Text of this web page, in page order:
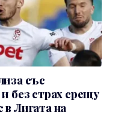
със
без страх срещу
Лигата на